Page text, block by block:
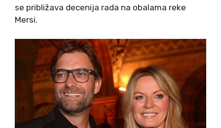
se približava decenija rada na obalama reke
Mersi.